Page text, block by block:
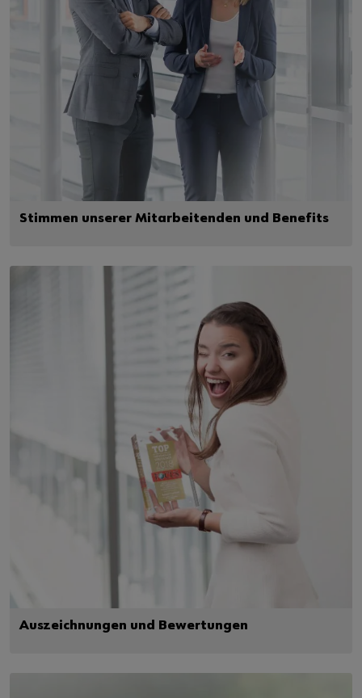
Stimmen unserer Mitarbeitenden und Benefits
Auszeichnungen und Bewertungen